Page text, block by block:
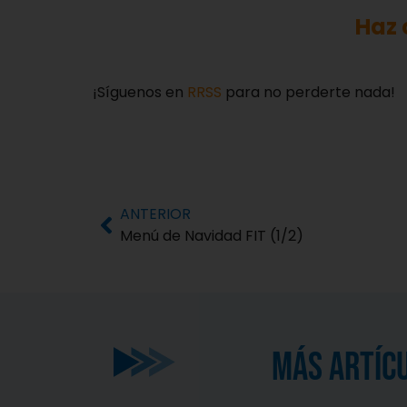
Haz
¡Síguenos en RRSS para no perderte nada!
ANTERIOR
Menú de Navidad FIT (1/2)
MÁS